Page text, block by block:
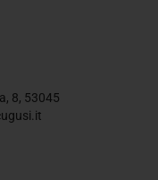
8, 53045